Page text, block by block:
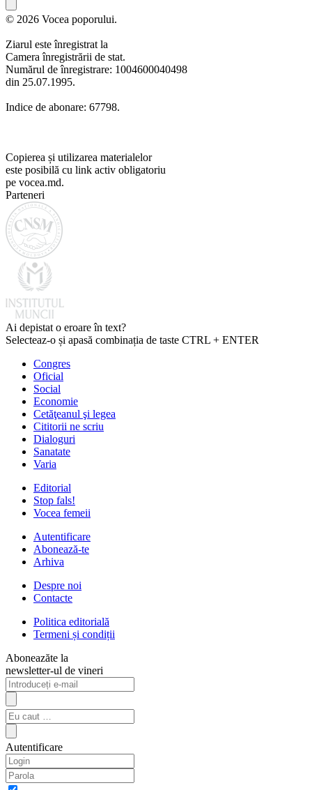
© 2026 Vocea poporului.
Ziarul este înregistrat la
Camera înregistrării de stat.
Numărul de înregistrare: 1004600040498
din 25.07.1995.
Indice de abonare: 67798.
Copierea și utilizarea materialelor
este posibilă cu link activ obligatoriu
pe vocea.md.
Parteneri
Ai depistat o eroare în text?
Selecteaz-o și apasă combinația de taste CTRL + ENTER
Congres
Oficial
Social
Economie
Cetăţeanul şi legea
Cititorii ne scriu
Dialoguri
Sanatate
Varia
Editorial
Stop fals!
Vocea femeii
Autentificare
Abonează-te
Arhiva
Despre noi
Contacte
Politica editorială
Termeni și condiții
Aboneazăte la
newsletter-ul de vineri
Autentificare